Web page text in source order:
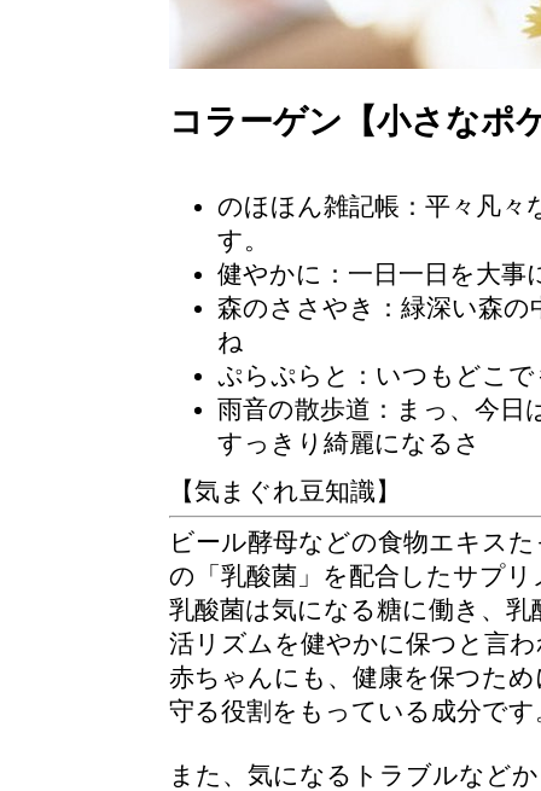
コラーゲン【小さなポ
のほほん雑記帳 ：平々凡
す。
健やかに：一日一日を大
森のささやき：緑深い森
ね
ぷらぷらと：いつもどこ
雨音の散歩道 ：まっ、今
すっきり綺麗になるさ
【気まぐれ豆知識】
ビール酵母などの食物エキス
の「乳酸菌」を配合したサプ
乳酸菌は気になる糖に働き、
活リズムを健やかに保つと言
赤ちゃんにも、健康を保つた
守る役割をもっている成分です
また、気になるトラブルなど